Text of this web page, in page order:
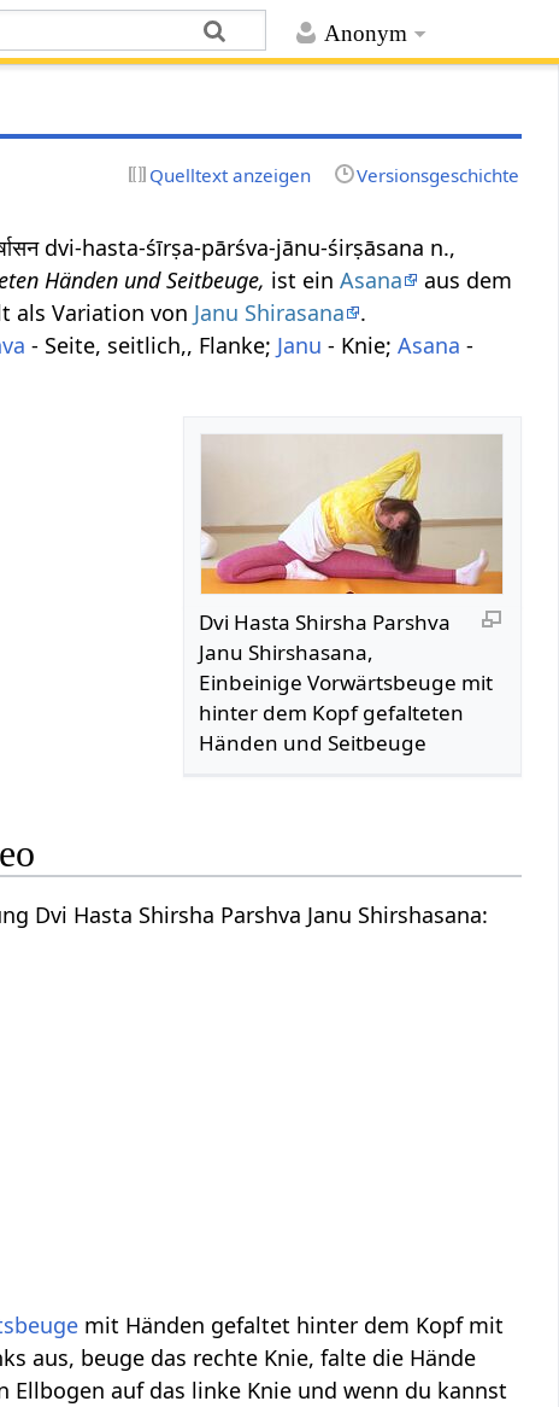
Anonym
Quelltext anzeigen Versionsgeschichte
dvi-hasta-śīrṣa-pārśva-jānu-śirṣāsana n.,
Händen und Seitbeuge, ist einAsana
aus dem
als Variation von Janu Shirasana
.
- Seite, seitlich,, Flanke; Janu - Knie;Asana -
Dvi Hasta Shirsha Parshva
Janu Shirshasana,
Einbeinige Vorwärtsbeuge mit
hinter dem Kopf gefalteten
Händen und Seitbeuge
Dvi Hasta Shirsha Parshva Janu Shirshasana:
mit Händen gefaltet hinter dem Kopf mit
aus, beuge das rechte Knie, falte die Hände
auf das linke Knie und wenn du kannst